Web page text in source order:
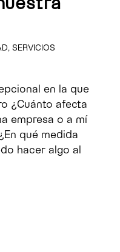
, SERVICIOS
en la que
¿Cuánto afecta
empresa o a mí
qué medida
hacer algo al